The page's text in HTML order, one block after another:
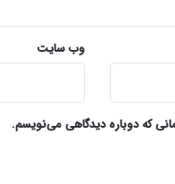
وب‌ سایت
که دوباره دیدگاهی می‌نویسم.